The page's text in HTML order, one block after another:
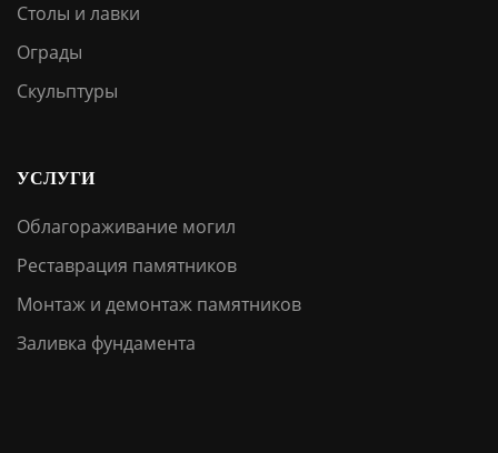
Столы и лавки
Ограды
Скульптуры
УСЛУГИ
Облагораживание могил
Реставрация памятников
Монтаж и демонтаж памятников
Заливка фундамента